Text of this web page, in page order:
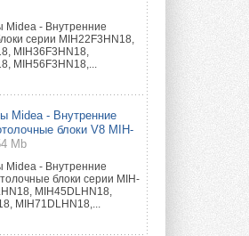
Midea - Внутренние
серии MIH22F3HN18,
MIH36F3HN18,
MIH56F3HN18,...
Midea - Внутренние
блоки V8 MIH-
Mb
Midea - Внутренние
блоки серии MIH-
MIH45DLHN18,
MIH71DLHN18,...